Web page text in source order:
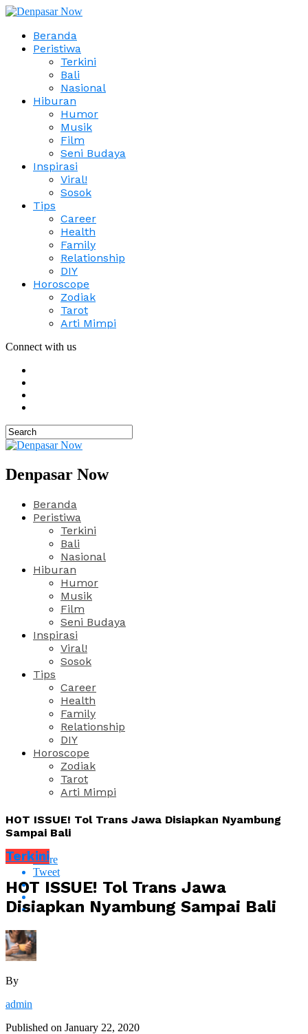
Beranda
Peristiwa
Terkini
Bali
Nasional
Hiburan
Humor
Musik
Film
Seni Budaya
Inspirasi
Viral!
Sosok
Tips
Career
Health
Family
Relationship
DIY
Horoscope
Zodiak
Tarot
Arti Mimpi
Connect with us
Denpasar Now
Beranda
Peristiwa
Terkini
Bali
Nasional
Hiburan
Humor
Musik
Film
Seni Budaya
Inspirasi
Viral!
Sosok
Tips
Career
Health
Family
Relationship
DIY
Horoscope
Zodiak
Tarot
Arti Mimpi
HOT ISSUE! Tol Trans Jawa Disiapkan Nyambung
Sampai Bali
Share
Tweet
Terkini
HOT ISSUE! Tol Trans Jawa
Disiapkan Nyambung Sampai Bali
By
admin
Published on January 22, 2020